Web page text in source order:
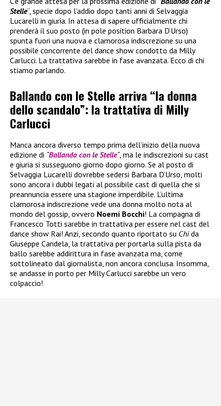
Stelle“, specie dopo l’addio dopo tanti anni di Selvaggia
Lucarelli in giuria. In attesa di sapere ufficialmente chi
prenderà il suo posto (in pole position Barbara D’Urso)
spunta fuori una nuova e clamorosa indiscrezione su una
possibile concorrente del dance show condotto da Milly
Carlucci. La trattativa sarebbe in fase avanzata. Ecco di chi
stiamo parlando.
Ballando con le Stelle arriva “la donna
dello scandalo”: la trattativa di Milly
Carlucci
Manca ancora diverso tempo prima dell’inizio della nuova
edizione di “Ballando con le Stelle“, ma le indiscrezioni su cast
e giuria si susseguono giorno dopo giorno. Se al posto di
Selvaggia Lucarelli dovrebbe sedersi Barbara D’Urso, molti
sono ancora i dubbi legati al possibile cast di quella che si
preannuncia essere una stagione imperdibile. L’ultima
clamorosa indiscrezione vede una donna molto nota al
mondo del gossip, ovvero Noemi Bocchi! La compagna di
Francesco Totti sarebbe in trattativa per essere nel cast del
dance show Rai! Anzi, secondo quanto riportato su Chida
Giuseppe Candela, la trattativa per portarla sulla pista da
ballo sarebbe addirittura in fase avanzata ma, come
sottolineato dal giornalista, non ancora conclusa. Insomma,
se andasse in porto per Milly Carlucci sarebbe un vero
colpaccio!